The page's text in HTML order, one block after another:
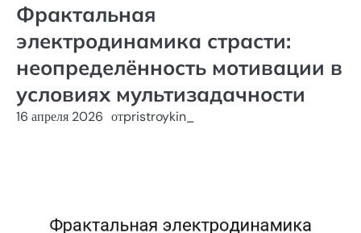
Фрактальная
электродинамика страсти:
неопределённость мотивации в
условиях мультизадачности
16 апреля 2026 отpristroykin_